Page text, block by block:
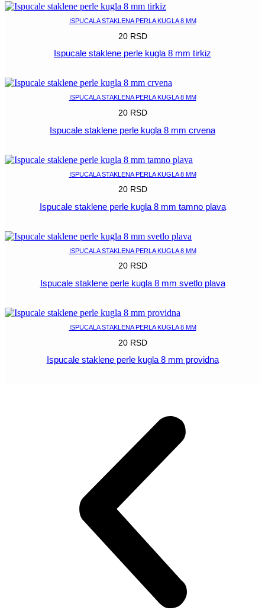
ISPUCALA STAKLENA PERLA KUGLA 8 MM
20 RSD
Ispucale staklene perle kugla 8 mm tirkiz
ISPUCALA STAKLENA PERLA KUGLA 8 MM
20 RSD
Ispucale staklene perle kugla 8 mm crvena
ISPUCALA STAKLENA PERLA KUGLA 8 MM
20 RSD
Ispucale staklene perle kugla 8 mm tamno plava
ISPUCALA STAKLENA PERLA KUGLA 8 MM
20 RSD
Ispucale staklene perle kugla 8 mm svetlo plava
ISPUCALA STAKLENA PERLA KUGLA 8 MM
20 RSD
Ispucale staklene perle kugla 8 mm providna